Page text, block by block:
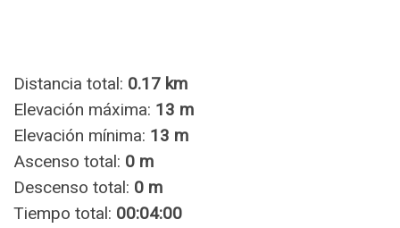
Distancia total: 0.17 km
Elevación máxima: 13 m
Elevación mínima: 13 m
Ascenso total: 0 m
Descenso total: 0 m
Tiempo total: 00:04:00